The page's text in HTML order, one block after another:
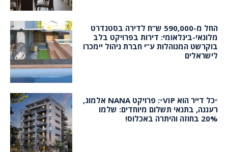
החל מ-590,000 ש”ח לדירה בסטנדרט
מלונאי-בינלאומי: דירות בפרויקט בלב
בוקרשט המנוהלות ע”י חברת ניהול יימכרו
לישראלים
״כל דייר הוא VIP״: פרויקט NANA אלמוג,
רעננה, בתנאי תשלום מיוחדים: שלמו
20% בחוזה והיתרה באכלוס!